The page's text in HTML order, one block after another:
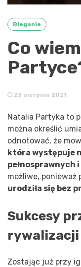
Bieganie
Co
23 sierpnia 2021
Natalia Partyka to
można określić
odnotować, że
która występuje
pełnosprawnych
możliwe, ponieważ
urodziła się bez
Sukcesy
rywalizacji
Zostając już przy